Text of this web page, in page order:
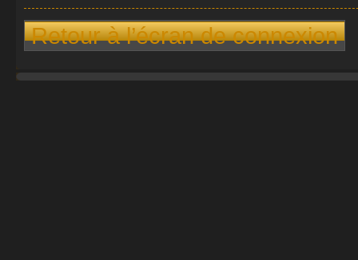
Retour à l’écran de connexion